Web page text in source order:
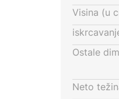
Visina (u
Ostale
Neto